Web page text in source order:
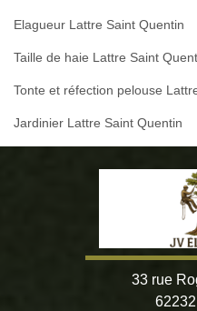
Elagueur Lattre Saint Quentin
Taille de haie Lattre Saint
Tonte et réfection pelouse
Jardinier Lattre Saint Quentin
33 rue